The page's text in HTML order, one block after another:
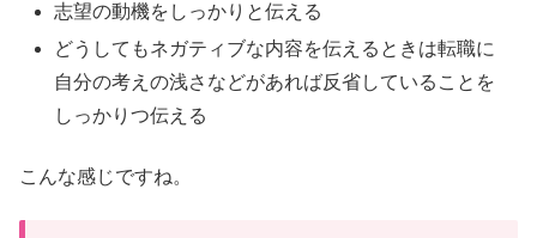
志望の動機をしっかりと伝える
どうしてもネガティブな内容を伝えるときは転職に
自分の考えの浅さなどがあれば反省していることを
しっかりつ伝える
こんな感じですね。